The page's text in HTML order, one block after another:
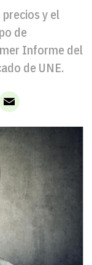
y el
de
Informe del
de UNE.
Email